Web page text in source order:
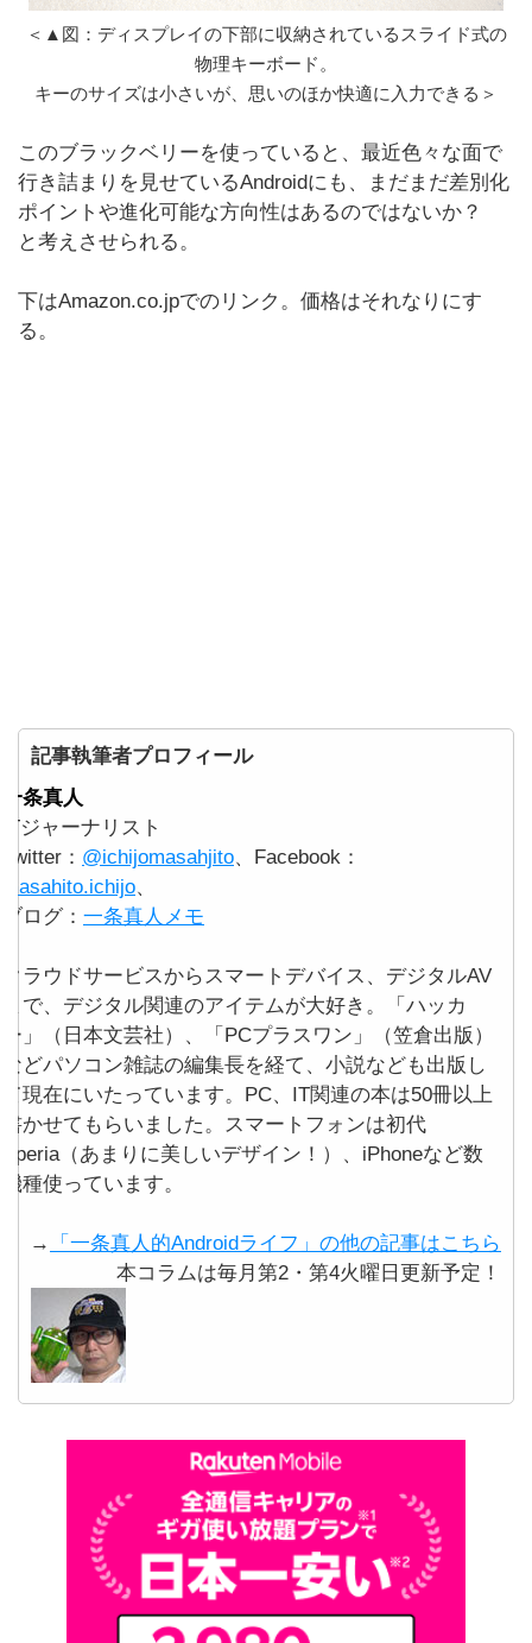
＜▲図：ディスプレイの下部に収納されているスライド式の
物理キーボード。
キーのサイズは小さいが、思いのほか快適に入力できる＞
このブラックベリーを使っていると、最近色々な面で
行き詰まりを見せているAndroidにも、まだまだ差別化
ポイントや進化可能な方向性はあるのではないか？
と考えさせられる。
下はAmazon.co.jpでのリンク。価格はそれなりにす
る。
記事執筆者プロフィール
一条真人
ITジャーナリスト
Twitter： @ichijomasahjito、Facebook：
masahito.ichijo、
ブログ： 一条真人メモ
クラウドサービスからスマートデバイス、デジタルAV
まで、デジタル関連のアイテムが大好き。「ハッカ
ー」（日本文芸社）、「PCプラスワン」（笠倉出版）
などパソコン雑誌の編集長を経て、小説なども出版し
て現在にいたっています。PC、IT関連の本は50冊以上
書かせてもらいました。スマートフォンは初代
Xperia（あまりに美しいデザイン！）、iPhoneなど数
機種使っています。
→
「一条真人的Androidライフ」の他の記事はこちら
本コラムは毎月第2・第4火曜日更新予定！